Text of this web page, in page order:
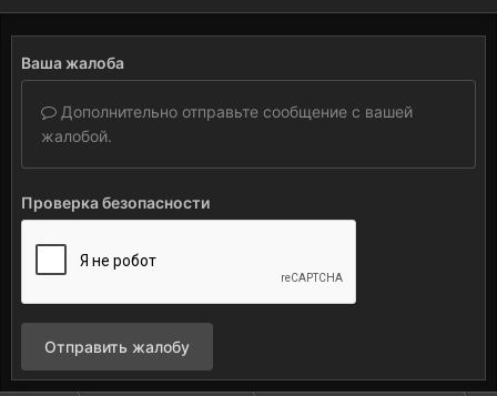
Ваша жалоба
Дополнительно отправьте сообщение с вашей
жалобой.
Проверка безопасности
Отправить жалобу